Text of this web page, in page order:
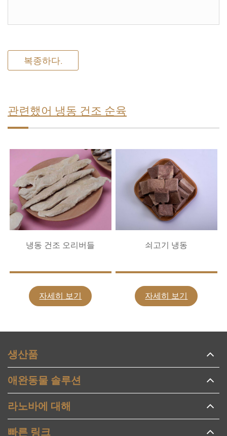
복종하다.
관련했어 냉동 건조 순육
냉동 건조 오리버들
자세히 보기
쇠고기 냉동
자세히 보기
생산품
애완동물 솔루션
라노바에 대해
빠른 링크